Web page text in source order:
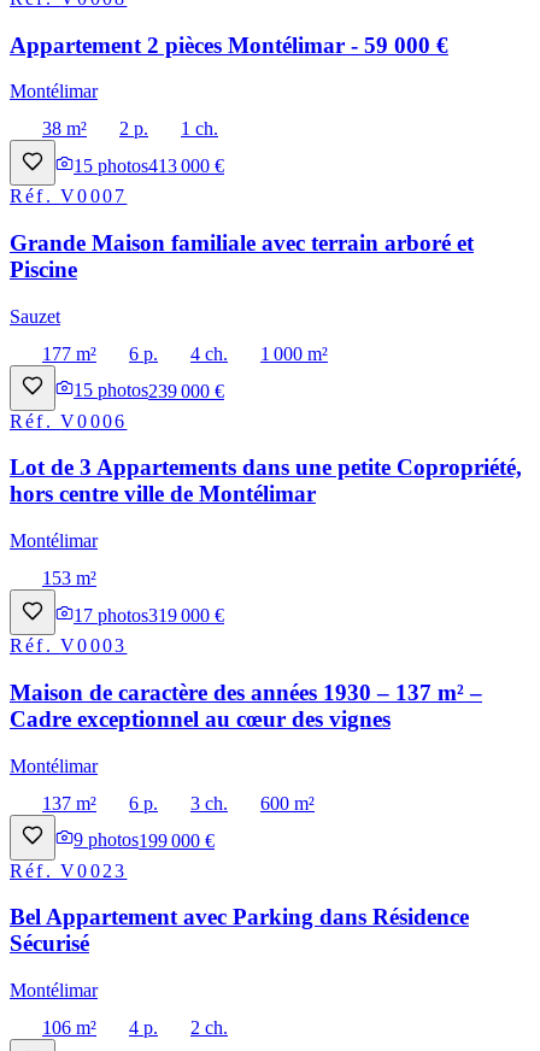
Appartement 2 pièces Montélimar - 59 000 €
Montélimar
38 m²
2 p.
1 ch.
15 photos413 000 €
Réf.V0007
Grande Maison familiale avec terrain arboré et
Piscine
Sauzet
177 m²
6 p. 4 ch.
1 000 m²
15 photos239 000 €
Réf.V0006
Lot de 3 Appartements dans une petite Copropriété,
hors centre ville de Montélimar
Montélimar
153 m²
17 photos319 000 €
Réf.V0003
Maison de caractère des années 1930 – 137 m² –
Cadre exceptionnel au cœur des vignes
Montélimar
137 m²
6 p. 3 ch.
600 m²
9 photos199 000 €
Réf.V0023
Bel Appartement avec Parking dans Résidence
Sécurisé
Montélimar
106 m²
4 p.
2 ch.